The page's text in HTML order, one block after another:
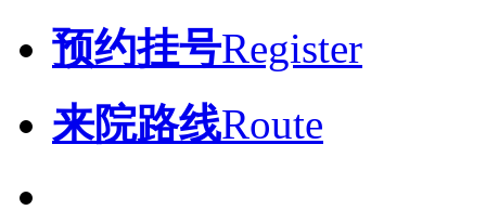
预约挂号Register
来院路线Route